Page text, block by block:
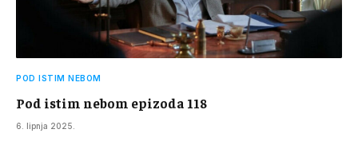
POD ISTIM NEBOM
Pod istim nebom epizoda 118
6. lipnja 2025.